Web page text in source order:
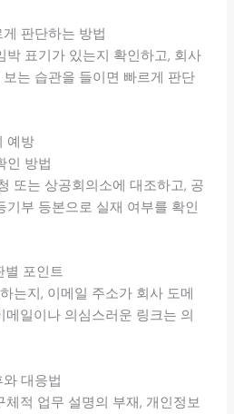
판단하는 방법
박 표기가 있는지 확인하고, 회사
는 습관을 들이면 빠르게 판단
예방
인 방법
또는 상공회의소에 대조하고, 공
기부 등본으로 실재 여부를 확인
별 포인트
는지, 이메일 주소가 회사 도메
일이나 의심스러운 링크는 의
대응법
체적 업무 설명의 부재, 개인정보